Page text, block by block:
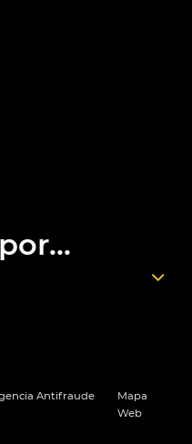
Antifraude
Mapa
Web